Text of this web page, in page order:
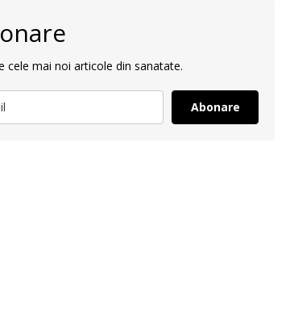
cele mai noi articole din sanatate.
Abonare